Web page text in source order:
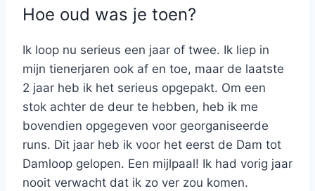
Hoe oud was je toen?
Ik loop nu serieus een jaar of twee. Ik liep in
mijn tienerjaren ook af en toe, maar de laatste
2 jaar heb ik het serieus opgepakt. Om een
stok achter de deur te hebben, heb ik me
bovendien opgegeven voor georganiseerde
runs. Dit jaar heb ik voor het eerst de Dam tot
Damloop gelopen. Een mijlpaal! Ik had vorig jaar
nooit verwacht dat ik zo ver zou komen.